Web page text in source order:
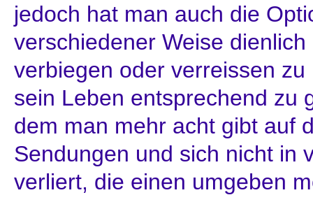
jedoch hat man auch die
verschiedener Weise
verbiegen oder verreissen
sein Leben entsprechend zu
dem man mehr acht gibt auf
Sendungen und sich nicht in
verliert, die einen umgeben